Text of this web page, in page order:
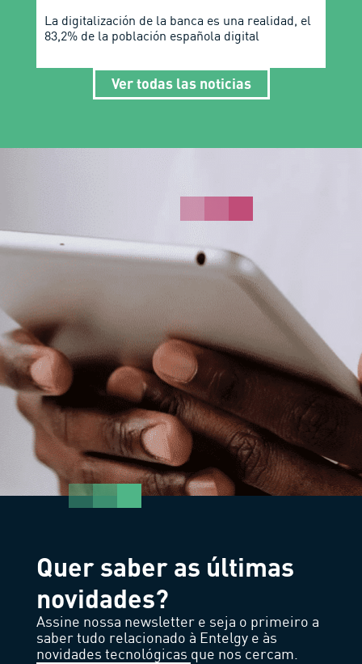
La digitalización de la banca es una realidad, el
83,2% de la población española digital
Ver todas las noticias
Quer saber as últimas
novidades?
Assine nossa newsletter e seja o primeiro a
saber tudo relacionado à Entelgy e às
novidades tecnológicas que nos cercam.